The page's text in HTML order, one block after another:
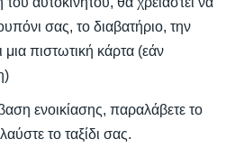
σας, το διαβατήριο, την
πιστωτική κάρτα (εάν
ενοικίασης, παραλάβετε το
το ταξίδι σας.